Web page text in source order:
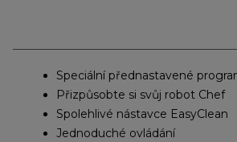
Speciální přednastavené
Přizpůsobte si svůj robot Chef
Spolehlivé nástavce EasyClean
Jednoduché ovládání